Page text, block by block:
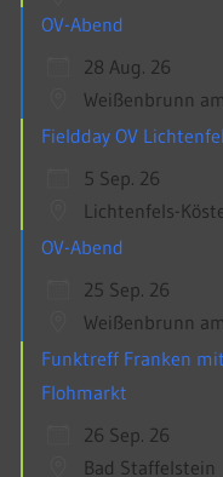
OV-Abend
28 Aug. 26
Weißenbrunn
Fieldday OV
5 Sep. 26
Lichtenfels-
OV-Abend
25 Sep. 26
Weißenbrunn
Funktreff Franken mit
Flohmarkt
26 Sep. 26
Bad Staffelstein